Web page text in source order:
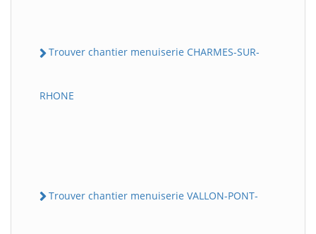
Trouver chantier menuiserie CHARMES-SUR-
RHONE
Trouver chantier menuiserie VALLON-PONT-